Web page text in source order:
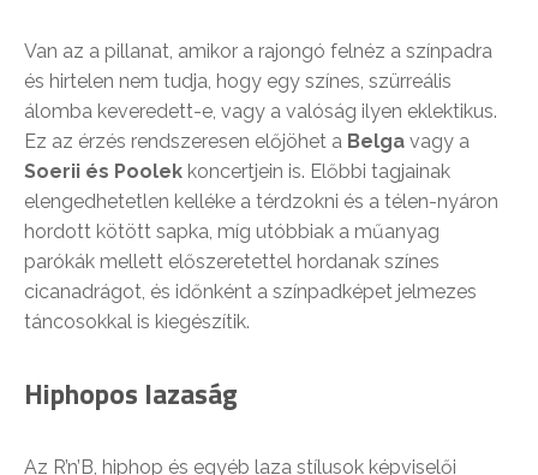
Van az a pillanat, amikor a rajongó felnéz a színpadra
és hirtelen nem tudja, hogy egy színes, szürreális
álomba keveredett-e, vagy a valóság ilyen eklektikus.
Ez az érzés rendszeresen előjöhet a Belga vagy a
Soerii és Poolek koncertjein is. Előbbi tagjainak
elengedhetetlen kelléke a térdzokni és a télen-nyáron
hordott kötött sapka, míg utóbbiak a műanyag
parókák mellett előszeretettel hordanak színes
cicanadrágot, és időnként a színpadképet jelmezes
táncosokkal is kiegészítik.
Hiphopos lazaság
Az R’n’B, hiphop és egyéb laza stílusok képviselői